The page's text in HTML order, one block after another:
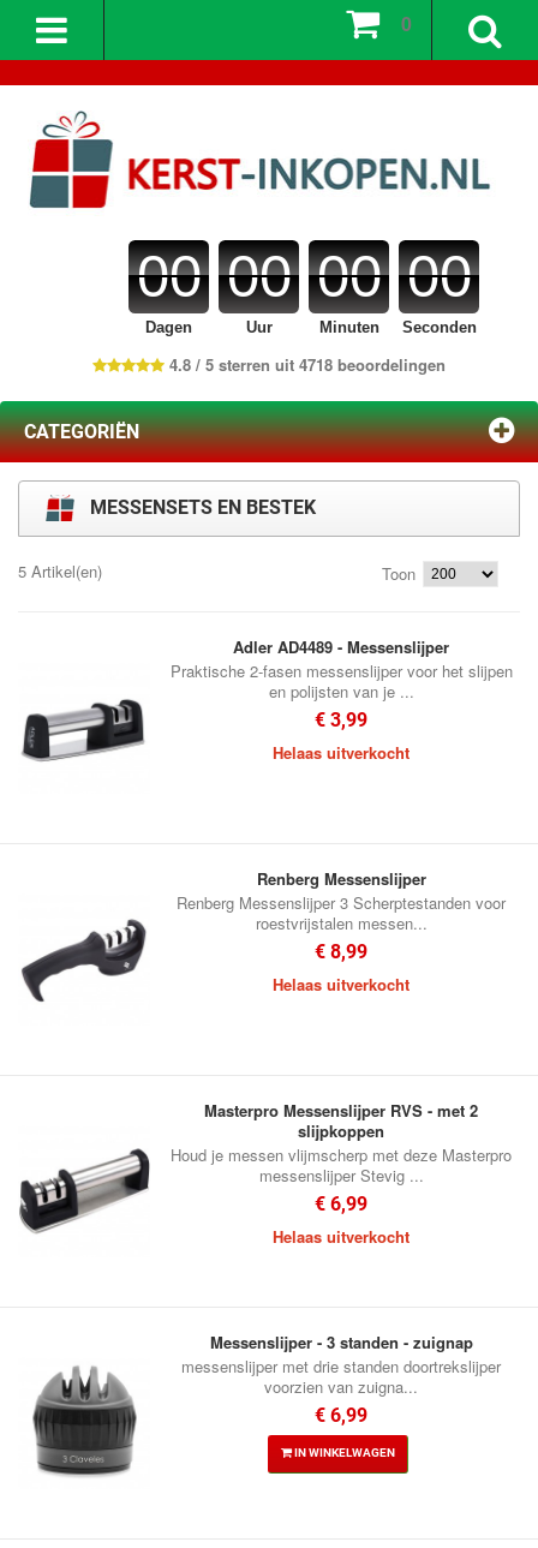
00
Dagen
00
Uur
00
Minuten
00
Seconden
4.8 / 5 sterren uit 4718 beoordelingen
0
CATEGORIËN
MESSENSETS EN BESTEK
5 Artikel(en) Toon
Adler AD4489 - Messenslijper
Praktische 2-fasen messenslijper voor het slijpen
en polijsten van je ...
€ 3,99
Helaas uitverkocht
Renberg Messenslijper
Renberg Messenslijper 3 Scherptestanden voor
roestvrijstalen messen...
€ 8,99
Helaas uitverkocht
Masterpro Messenslijper RVS - met 2
slijpkoppen
Houd je messen vlijmscherp met deze Masterpro
messenslijper Stevig ...
€ 6,99
Helaas uitverkocht
Messenslijper - 3 standen - zuignap
messenslijper met drie standen doortrekslijper
voorzien van zuigna...
€ 6,99
IN WINKELWAGEN